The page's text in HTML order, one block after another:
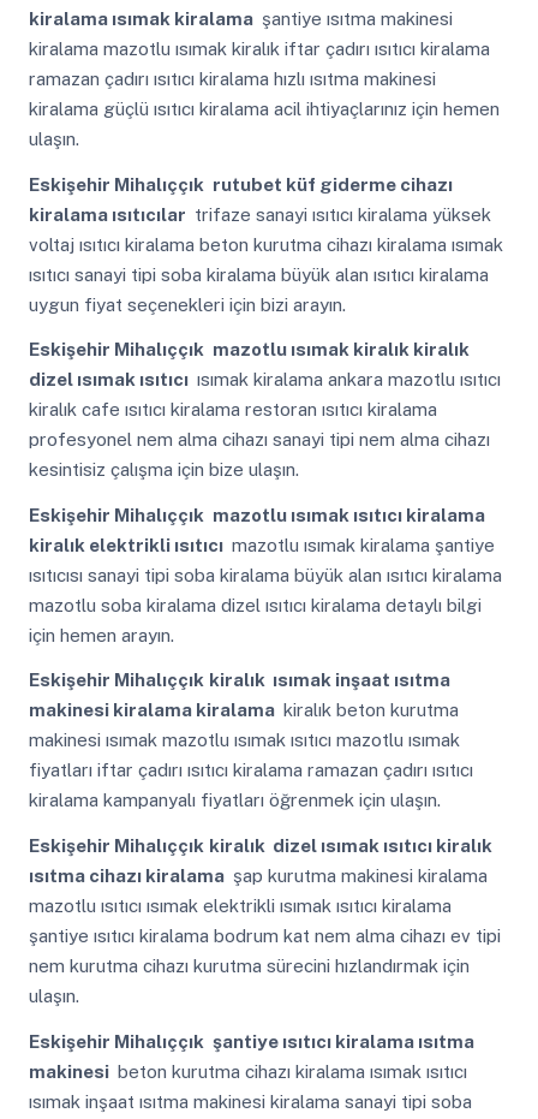
kiralama ısımak kiralama şantiye ısıtma makinesi
kiralama mazotlu ısımak kiralık iftar çadırı ısıtıcı kiralama
ramazan çadırı ısıtıcı kiralama hızlı ısıtma makinesi
kiralama güçlü ısıtıcı kiralama acil ihtiyaçlarınız için hemen
ulaşın.
Eskişehir Mihalıççık rutubet küf giderme cihazı
kiralama ısıtıcılar trifaze sanayi ısıtıcı kiralama yüksek
voltaj ısıtıcı kiralama beton kurutma cihazı kiralama ısımak
ısıtıcı sanayi tipi soba kiralama büyük alan ısıtıcı kiralama
uygun fiyat seçenekleri için bizi arayın.
Eskişehir Mihalıççık mazotlu ısımak kiralık kiralık
dizel ısımak ısıtıcı ısımak kiralama ankara mazotlu ısıtıcı
kiralık cafe ısıtıcı kiralama restoran ısıtıcı kiralama
profesyonel nem alma cihazı sanayi tipi nem alma cihazı
kesintisiz çalışma için bize ulaşın.
Eskişehir Mihalıççık mazotlu ısımak ısıtıcı kiralama
kiralık elektrikli ısıtıcı mazotlu ısımak kiralama şantiye
ısıtıcısı sanayi tipi soba kiralama büyük alan ısıtıcı kiralama
mazotlu soba kiralama dizel ısıtıcı kiralama detaylı bilgi
için hemen arayın.
Eskişehir Mihalıççık kiralık ısımak inşaat ısıtma
makinesi kiralama kiralama kiralık beton kurutma
makinesi ısımak mazotlu ısımak ısıtıcı mazotlu ısımak
fiyatları iftar çadırı ısıtıcı kiralama ramazan çadırı ısıtıcı
kiralama kampanyalı fiyatları öğrenmek için ulaşın.
Eskişehir Mihalıççık kiralık dizel ısımak ısıtıcı kiralık
ısıtma cihazı kiralama şap kurutma makinesi kiralama
mazotlu ısıtıcı ısımak elektrikli ısımak ısıtıcı kiralama
şantiye ısıtıcı kiralama bodrum kat nem alma cihazı ev tipi
nem kurutma cihazı kurutma sürecini hızlandırmak için
ulaşın.
Eskişehir Mihalıççık şantiye ısıtıcı kiralama ısıtma
makinesi beton kurutma cihazı kiralama ısımak ısıtıcı
ısımak inşaat ısıtma makinesi kiralama sanayi tipi soba